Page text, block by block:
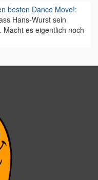
besten Dance Move!:
Hans-Wurst sein
Macht es eigentlich noch